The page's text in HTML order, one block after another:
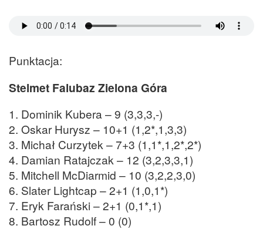
Punktacja:
Stelmet Falubaz Zielona Góra
1. Dominik Kubera – 9 (3,3,3,-)
2. Oskar Hurysz – 10+1 (1,2*,1,3,3)
3. Michał Curzytek – 7+3 (1,1*,1,2*,2*)
4. Damian Ratajczak – 12 (3,2,3,3,1)
5. Mitchell McDiarmid – 10 (3,2,2,3,0)
6. Slater Lightcap – 2+1 (1,0,1*)
7. Eryk Farański – 2+1 (0,1*,1)
8. Bartosz Rudolf – 0 (0)